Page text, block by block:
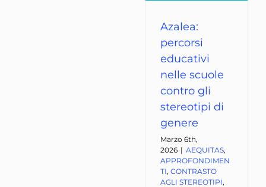
Azalea:
percorsi
educativi
nelle scuole
contro gli
stereotipi di
genere
Marzo 6th,
2026 | AEQUITAS,
APPROFONDIMEN
TI, CONTRASTO
AGLI STEREOTIPI,